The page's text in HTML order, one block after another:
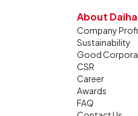
About
Company
Sustainability
Good
CSR
Career
Awards
FAQ